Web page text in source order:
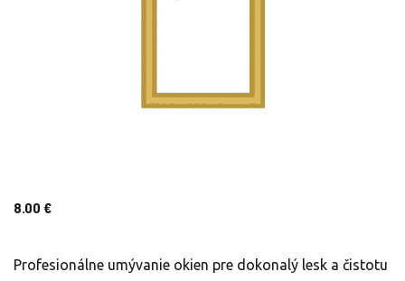
8.00 €
Profesionálne umývanie okien pre dokonalý lesk a čistotu